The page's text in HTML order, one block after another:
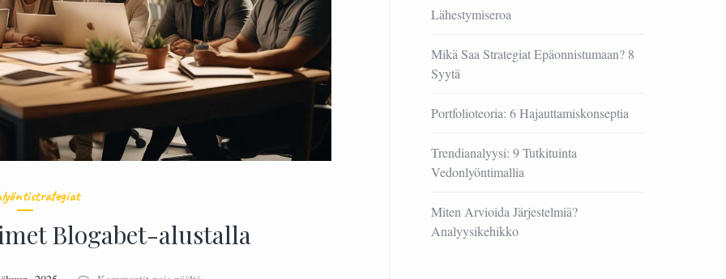
Blogabet-alustalla
Lähestymiseroa
Mikä Saa Strategiat Epäonnistumaan? 8
Syytä
Portfolioteoria: 6 Hajauttamiskonseptia
Trendianalyysi: 9 Tutkituinta
Vedonlyöntimallia
Miten Arvioida Järjestelmiä?
Analyysikehikko